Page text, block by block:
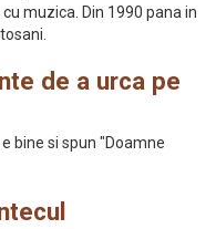
muzica. Din 1990 pana in
de a urca pe
bine si spun "Doamne